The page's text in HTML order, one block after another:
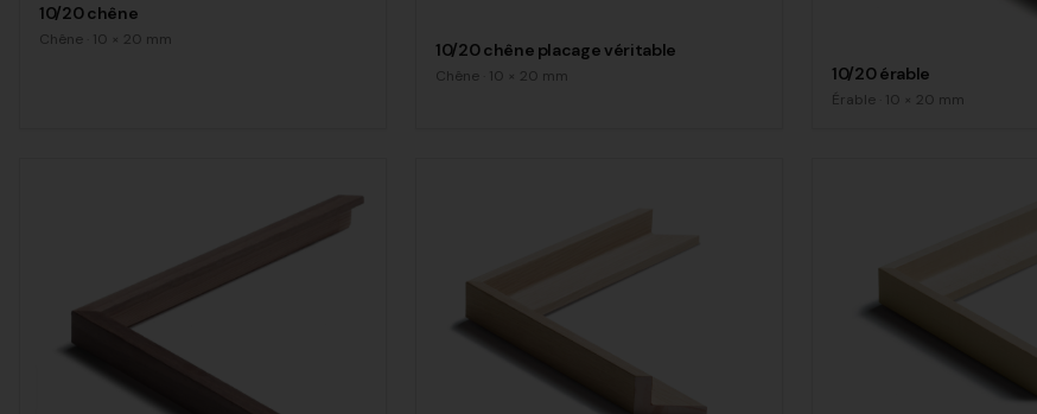
10/20 chêne
Chêne 10 × 20 mm 10/20 chêne placage véritable
Chêne 10 × 20 mm 10/20 érable
Érable 10 × 20 mm